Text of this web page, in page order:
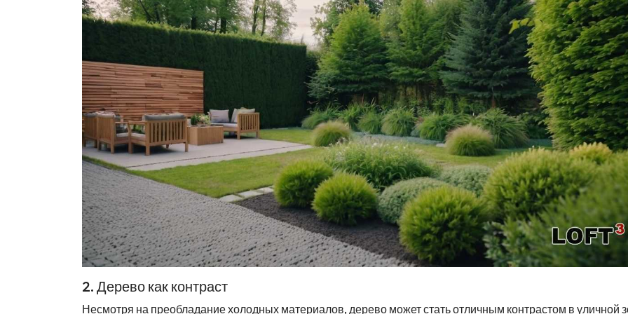
2. Дерево как контраст
Несмотря на преобладание холодных материалов, дерево может стать отличным контрастом в уличной